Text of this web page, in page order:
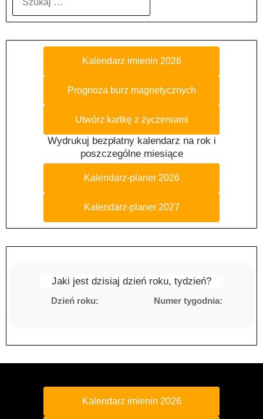
Kalendarz imienin 2026
Prognoza burz magnetycznych
Utwórz kartkę z życzeniami
Wydrukuj bezpłatny kalendarz na rok i
poszczególne miesiące
Kalendarz-planer 2026
Kalendarz-planer 2027
Jaki jest dzisiaj dzień roku, tydzień?
Dzień roku: Numer tygodnia:
Kalendarz imienin 2026